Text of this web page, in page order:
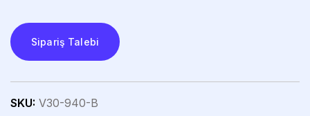
Sipariş Talebi
SKU: V30-940-B